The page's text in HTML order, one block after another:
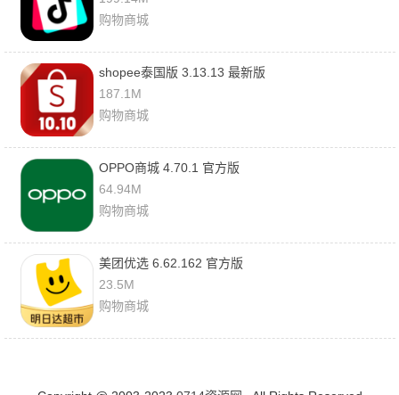
购物商城
shopee泰国版 3.13.13 最新版
187.1M
购物商城
OPPO商城 4.70.1 官方版
64.94M
购物商城
美团优选 6.62.162 官方版
23.5M
购物商城